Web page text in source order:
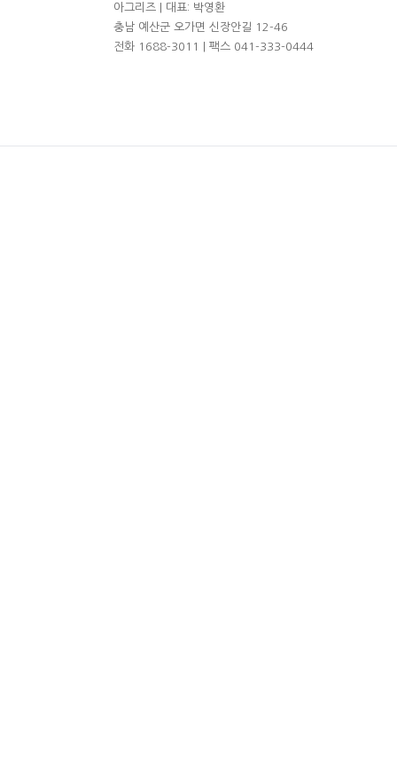
아그리즈 | 대표: 박영환
충남 예산군 오가면 신장안길 12-46
전화 1688-3011 | 팩스 041-333-0444